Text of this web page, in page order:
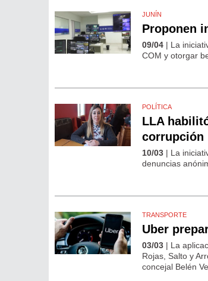
JUNÍN
Proponen
09/04 | La
COM y otorgar
POLÍTICA
LLA
corrupción
10/03 | La
denuncias
TRANSPORTE
Uber
03/03 | La
Rojas, Salto y
concejal Belén